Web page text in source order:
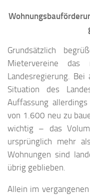
Grundsätzlich
Mietervereine das
Landesregierung.
Situation des
Auffassung allerdings
von 1.600 neu zu
wichtig – das
ursprünglich mehr
Wohnungen sind
übrig geblieben.
Allein im